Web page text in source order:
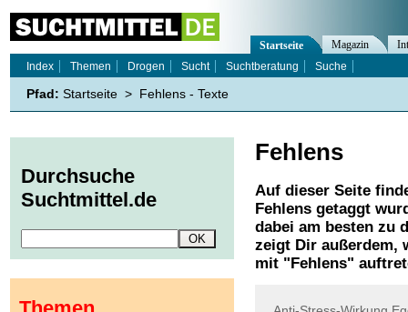
Fehlens
Auf dieser Seite
Fehlens getaggt
dabei am besten zu
zeigt Dir außerdem,
mit " Fehlens"
Startseite Magazin
Index
Themen Drogen Sucht Suchtberatung Suche
Pfad: Startseite > Fehlens - Texte
Durchsuche
Suchtmittel.de
Themen